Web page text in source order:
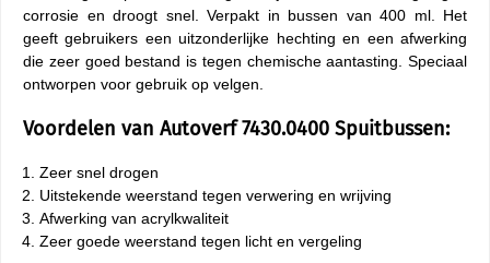
corrosie en droogt snel. Verpakt in bussen van 400 ml. Het
geeft gebruikers een uitzonderlijke hechting en een afwerking
die zeer goed bestand is tegen chemische aantasting. Speciaal
ontworpen voor gebruik op velgen.
Voordelen van Autoverf 7430.0400 Spuitbussen:
Zeer snel drogen
Uitstekende weerstand tegen verwering en wrijving
Afwerking van acrylkwaliteit
Zeer goede weerstand tegen licht en vergeling